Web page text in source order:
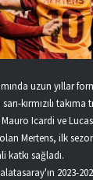
uzun yıllar
kırmızılı
Icardi ve
Mertens, ilk
sağladı.
2023-